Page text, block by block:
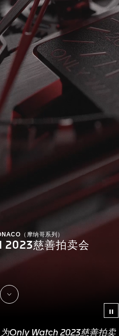
（摩纳哥系列）
2023慈善拍卖会
滑动探索
Only Watch 2023慈善拍卖